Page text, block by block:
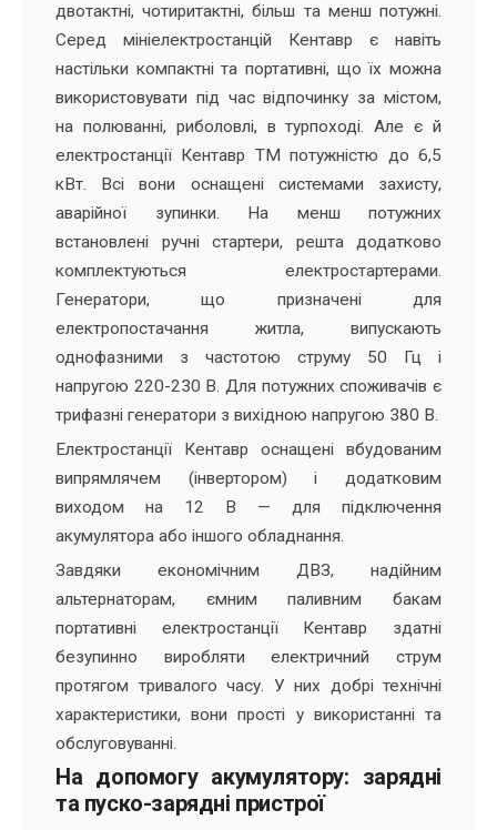
двотактні, чотиритактні, більш та менш потужні.
Серед мініелектростанцій Кентавр є навіть
настільки компактні та портативні, що їх можна
використовувати під час відпочинку за містом,
на полюванні, риболовлі, в турпоході. Але є й
електростанції Кентавр ТМ потужністю до 6,5
кВт. Всі вони оснащені системами захисту,
аварійної зупинки. На менш потужних
встановлені ручні стартери, решта додатково
комплектуються електростартерами.
Генератори, що призначені для
електропостачання житла, випускають
однофазними з частотою струму 50 Гц і
напругою 220-230 В. Для потужних споживачів є
трифазні генератори з вихідною напругою 380 В.
Електростанції Кентавр оснащені вбудованим
випрямлячем (інвертором) і додатковим
виходом на 12 В — для підключення
акумулятора або іншого обладнання.
Завдяки економічним ДВЗ, надійним
альтернаторам, ємним паливним бакам
портативні електростанції Кентавр здатні
безупинно виробляти електричний струм
протягом тривалого часу. У них добрі технічні
характеристики, вони прості у використанні та
обслуговуванні.
На допомогу акумулятору: зарядні
та пуско-зарядні пристрої